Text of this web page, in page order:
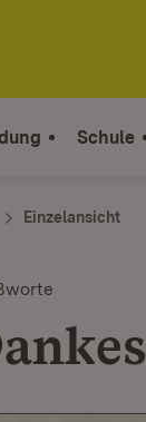
Schule
Einzelansicht